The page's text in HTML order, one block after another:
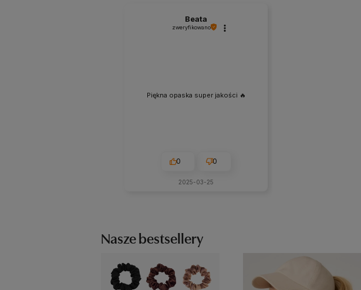
Beata
zweryfikowano
Piękna opaska super jakości 🔥
0 0
2025-03-25
Nasze bestsellery